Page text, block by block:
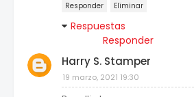
Responder Eliminar
Respuestas
Responder
Harry S. Stamper
19 marzo, 2021 19:30